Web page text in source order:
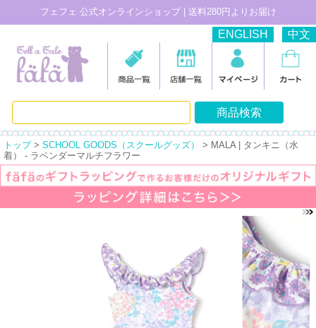
フェフェ 公式オンラインショップ | 送料280円よりお届け
ENGLISH 中文
トップ> SCHOOL GOODS（スクールグッズ）
> MALA | タンキニ（水
着） - ラベンダーマルチフラワー